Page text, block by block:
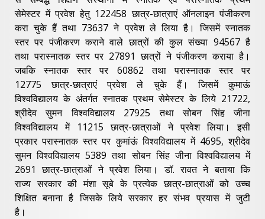
सेमेस्टर में प्रवेश हेतु 122458 छात्र-छात्राएं ऑनलाइन पंजीकरण
करा चुके हैं तथा 73637 ने प्रवेश ले लिया है। जिसमें स्नातक
स्तर पर पंजीकरण कराने वाले छात्रों की कुल संख्या 94567 है
तथा परास्नातक स्तर पर 27891 छात्रों ने पंजीकरण कराया है।
जबकि स्नातक स्तर पर 60862 तथा परास्नातक स्तर पर
12775 छात्र-छात्राएं प्रवेश ले चुके हैं। जिसमें कुमाऊं
विश्वविद्यालय के अंतर्गत स्नातक प्रथम सेमेस्टर के लिये 21722,
श्रीदेव सुमन विश्वविद्यालय 27925 तथा सोबन सिंह जीना
विश्वविद्यालय में 11215 छात्र-छात्राओं ने प्रवेश लिया। इसी
प्रकार परास्नातक स्तर पर कुमांऊं विश्वविद्यालय में 4695, श्रीदेव
सुमन विश्वविद्यालय 5389 तथा सोबन सिंह जीना विश्वविद्यालय में
2691 छात्र-छात्राओं ने प्रवेश लिया। डॉ. रावत ने बताया कि
राज्य सरकार की मंशा सूबे के प्रत्येक छात्र-छात्राओं को उच्च
शिक्षित बनाना है जिसके लिये सरकार हर संभव प्रयास में जुटी
है।